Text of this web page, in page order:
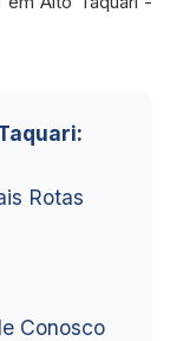
Rotas
Conosco